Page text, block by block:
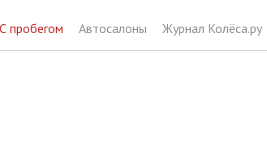
С пробегом Автосалоны Журнал Колёса.ру